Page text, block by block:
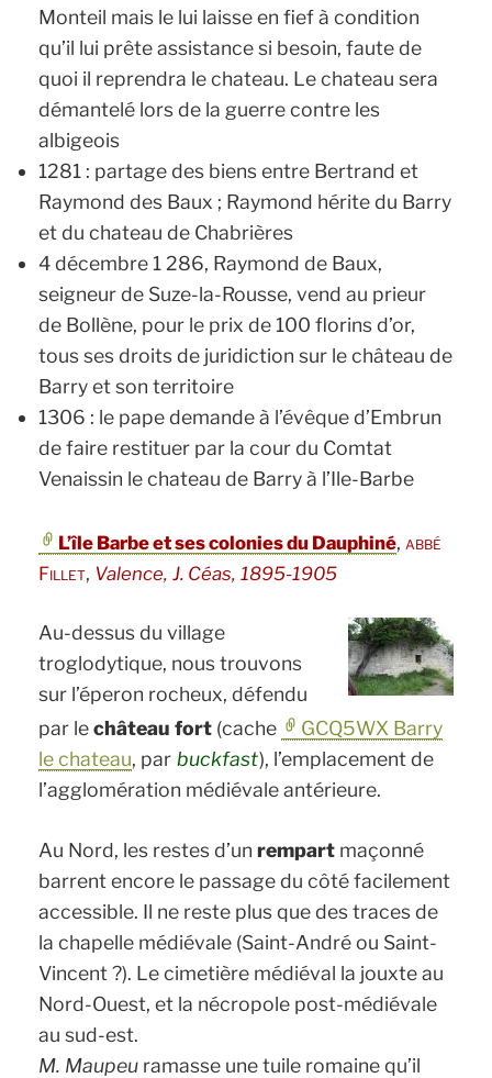
Monteil mais le lui laisse en fief à condition
qu’il lui prête assistance si besoin, faute de
quoi il reprendra le chateau. Le chateau sera
démantelé lors de la guerre contre les
albigeois
1281 : partage des biens entre Bertrand et
Raymond des Baux ; Raymond hérite du Barry
et du chateau de Chabrières
4 décembre 1 286, Raymond de Baux,
seigneur de Suze-la-Rousse, vend au prieur
de Bollène, pour le prix de 100 florins d’or,
tous ses droits de juridiction sur le château de
Barry et son territoire
1306 : le pape demande à l’évêque d’Embrun
de faire restituer par la cour du Comtat
Venaissin le chateau de Barry à l’Ile-Barbe
L’île Barbe et ses colonies du Dauphiné, abbé
Fillet, Valence, J. Céas, 1895-1905
Au-dessus du village
troglodytique, nous trouvons
sur l’éperon rocheux, défendu
par lechâteau fort (cache
GCQ5WX Barry
le chateau, par buckfast), l’emplacement de
l’agglomération médiévale antérieure.
Au Nord, les restes d’unrempart maçonné
barrent encore le passage du côté facilement
accessible. Il ne reste plus que des traces de
la chapelle médiévale (Saint-André ou Saint-
Vincent ?). Le cimetière médiéval la jouxte au
Nord-Ouest, et la nécropole post-médiévale
au sud-est.
M. Maupeu ramasse une tuile romaine qu’il